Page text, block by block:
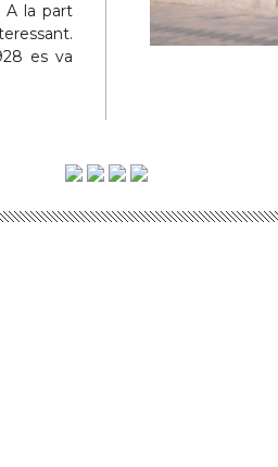
A la part
es va